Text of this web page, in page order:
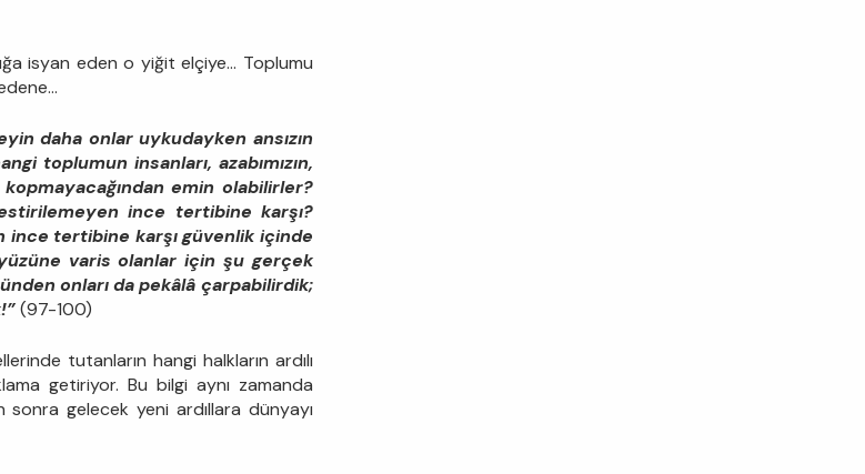
isyan eden o yiğit elçiye... Toplumu
daha onlar uykudayken ansızın
toplumun insanları, azabımızın,
emin olabilirler?
ince tertibine karşı?
ince tertibine karşı güvenlik içinde
varis olanlar için şu gerçek
onları da pekâlâ çarpabilirdik;
(97-100)
tutanların hangi halkların ardılı
getiriyor. Bu bilgi aynı zamanda
sonra gelecek yeni ardıllara dünyayı